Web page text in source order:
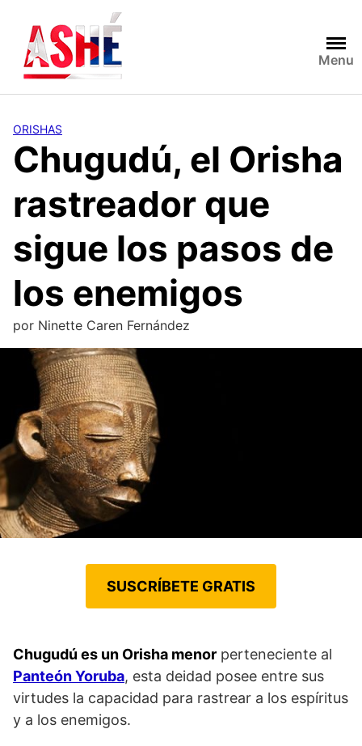
contenido
Menu
ORISHAS
Chugudú, el Orisha
rastreador que
sigue los pasos de
los enemigos
por Ninette Caren Fernández
SUSCRÍBETE GRATIS
Chugudú es un Orisha menor perteneciente al
Panteón Yoruba, esta deidad posee entre sus
virtudes la capacidad para rastrear a los espíritus
y a los enemigos.